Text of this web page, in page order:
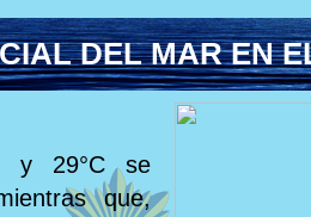
DEL MAR EN
y 29°C se
que,